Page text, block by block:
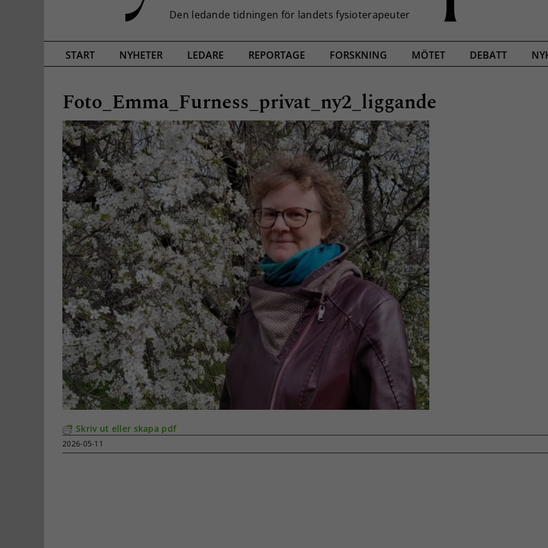
START NYHETER LEDARE REPORTAGE FORSKNING MÖTET DEBATT
Foto_Emma_Furness_privat_ny2_liggande
Skriv ut eller skapa pdf
2026-05-11